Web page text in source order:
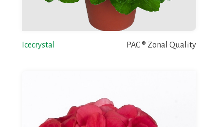
Icecrystal PAC ® Zonal Quality